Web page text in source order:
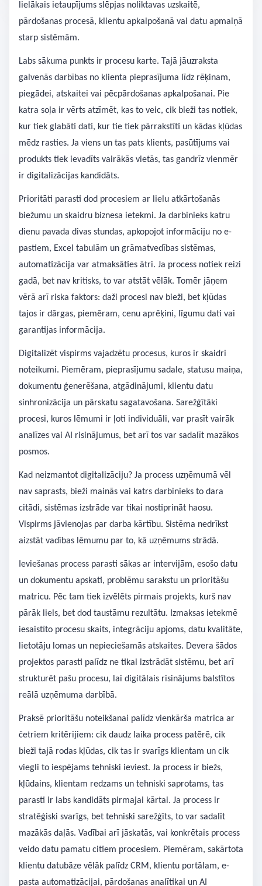
lielākais ietaupījums slēpjas noliktavas uzskaitē,
pārdošanas procesā, klientu apkalpošanā vai datu apmaiņā
starp sistēmām.
Labs sākuma punkts ir procesu karte. Tajā jāuzraksta
galvenās darbības no klienta pieprasījuma līdz rēķinam,
piegādei, atskaitei vai pēcpārdošanas apkalpošanai. Pie
katra soļa ir vērts atzīmēt, kas to veic, cik bieži tas notiek,
kur tiek glabāti dati, kur tie tiek pārrakstīti un kādas kļūdas
mēdz rasties. Ja viens un tas pats klients, pasūtījums vai
produkts tiek ievadīts vairākās vietās, tas gandrīz vienmēr
ir digitalizācijas kandidāts.
Prioritāti parasti dod procesiem ar lielu atkārtošanās
biežumu un skaidru biznesa ietekmi. Ja darbinieks katru
dienu pavada divas stundas, apkopojot informāciju no e-
pastiem, Excel tabulām un grāmatvedības sistēmas,
automatizācija var atmaksāties ātri. Ja process notiek reizi
gadā, bet nav kritisks, to var atstāt vēlāk. Tomēr jāņem
vērā arī riska faktors: daži procesi nav bieži, bet kļūdas
tajos ir dārgas, piemēram, cenu aprēķini, līgumu dati vai
garantijas informācija.
Digitalizēt vispirms vajadzētu procesus, kuros ir skaidri
noteikumi. Piemēram, pieprasījumu sadale, statusu maiņa,
dokumentu ģenerēšana, atgādinājumi, klientu datu
sinhronizācija un pārskatu sagatavošana. Sarežģītāki
procesi, kuros lēmumi ir ļoti individuāli, var prasīt vairāk
analīzes vai AI risinājumus, bet arī tos var sadalīt mazākos
posmos.
Kad neizmantot digitalizāciju? Ja process uzņēmumā vēl
nav saprasts, bieži mainās vai katrs darbinieks to dara
citādi, sistēmas izstrāde var tikai nostiprināt haosu.
Vispirms jāvienojas par darba kārtību. Sistēma nedrīkst
aizstāt vadības lēmumu par to, kā uzņēmums strādā.
Ieviešanas process parasti sākas ar intervijām, esošo datu
un dokumentu apskati, problēmu sarakstu un prioritāšu
matricu. Pēc tam tiek izvēlēts pirmais projekts, kurš nav
pārāk liels, bet dod taustāmu rezultātu. Izmaksas ietekmē
iesaistīto procesu skaits, integrāciju apjoms, datu kvalitāte,
lietotāju lomas un nepieciešamās atskaites. Devera šādos
projektos parasti palīdz ne tikai izstrādāt sistēmu, bet arī
strukturēt pašu procesu, lai digitālais risinājums balstītos
reālā uzņēmuma darbībā.
Praksē prioritāšu noteikšanai palīdz vienkārša matrica ar
četriem kritērijiem: cik daudz laika process patērē, cik
bieži tajā rodas kļūdas, cik tas ir svarīgs klientam un cik
viegli to iespējams tehniski ieviest. Ja process ir biežs,
kļūdains, klientam redzams un tehniski saprotams, tas
parasti ir labs kandidāts pirmajai kārtai. Ja process ir
stratēģiski svarīgs, bet tehniski sarežģīts, to var sadalīt
mazākās daļās. Vadībai arī jāskatās, vai konkrētais process
veido datu pamatu citiem procesiem. Piemēram, sakārtota
klientu datubāze vēlāk palīdz CRM, klientu portālam, e-
pasta automatizācijai, pārdošanas analītikai un AI